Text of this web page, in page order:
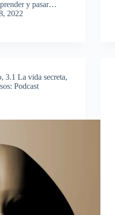
y pasar…
2022
, 3.1 La vida secreta,
Podcast